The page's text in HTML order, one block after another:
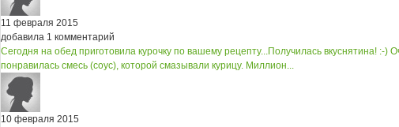
11 февраля 2015
добавила 1 комментарий
Сегодня на обед приготовила курочку по вашему рецепту...Получилась вкуснятина! :-)
понравилась смесь (соус), которой смазывали курицу. Миллион...
10 февраля 2015